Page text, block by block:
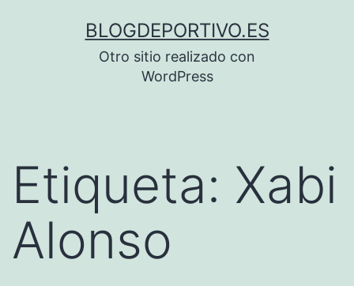
BLOGDEPORTIVO.ES
Otro sitio realizado con
WordPress
Etiqueta: Xabi
Alonso